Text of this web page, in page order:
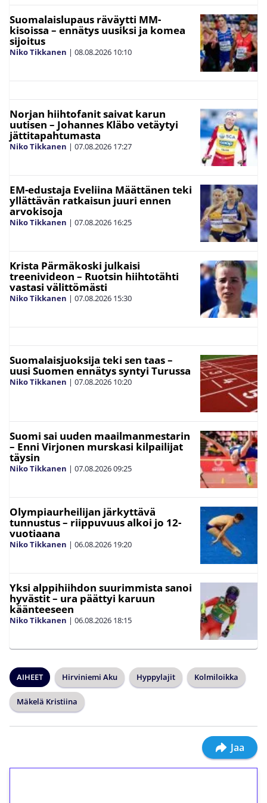
Suomalaislupaus räväytti MM-
kisoissa – ennätys uusiksi ja komea
sijoitus
Niko Tikkanen | 08.08.2026 10:10
Norjan hiihtofanit saivat karun
uutisen – Johannes Kläbo vetäytyi
jättitapahtumasta
Niko Tikkanen | 07.08.2026 17:27
EM-edustaja Eveliina Määttänen teki
yllättävän ratkaisun juuri ennen
arvokisoja
Niko Tikkanen | 07.08.2026 16:25
Krista Pärmäkoski julkaisi
treenivideon – Ruotsin hiihtotähti
vastasi välittömästi
Niko Tikkanen | 07.08.2026 15:30
Suomalaisjuoksija teki sen taas –
uusi Suomen ennätys syntyi Turussa
Niko Tikkanen | 07.08.2026 10:20
Suomi sai uuden maailmanmestarin
– Enni Virjonen murskasi kilpailijat
täysin
Niko Tikkanen | 07.08.202609:25
Olympiaurheilijan järkyttävä
tunnustus – riippuvuus alkoi jo 12-
vuotiaana
Niko Tikkanen | 06.08.2026 19:20
Yksi alppihiihdon suurimmista sanoi
hyvästit – ura päättyi karuun
käänteeseen
Niko Tikkanen | 06.08.2026 18:15
AIHEET Hirviniemi Aku Hyppylajit Kolmiloikka
Mäkelä Kristiina
Jaa